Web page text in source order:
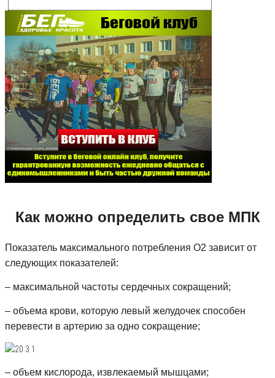
Как можно определить свое МПК
Показатель максимального потребления О2 зависит от
следующих показателей:
– максимальной частоты сердечных сокращений;
– объема крови, которую левый желудочек способен
перевести в артерию за одно сокращение;
– объем кислорода, извлекаемый мышцами;